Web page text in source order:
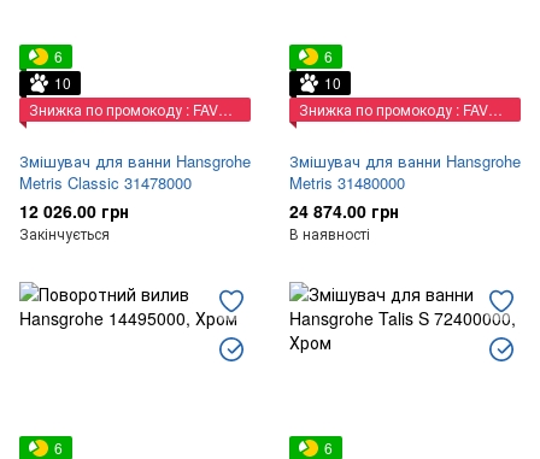
6
10
Знижка по промокоду : FAVORIT
Змішувач для ванни Hansgrohe
Metris Classic 31478000
12 026.00 грн
Закінчується
6
10
Знижка по промокоду : FAVORIT
Змішувач для ванни Hansgrohe
Metris 31480000
24 874.00 грн
В наявності
6
6